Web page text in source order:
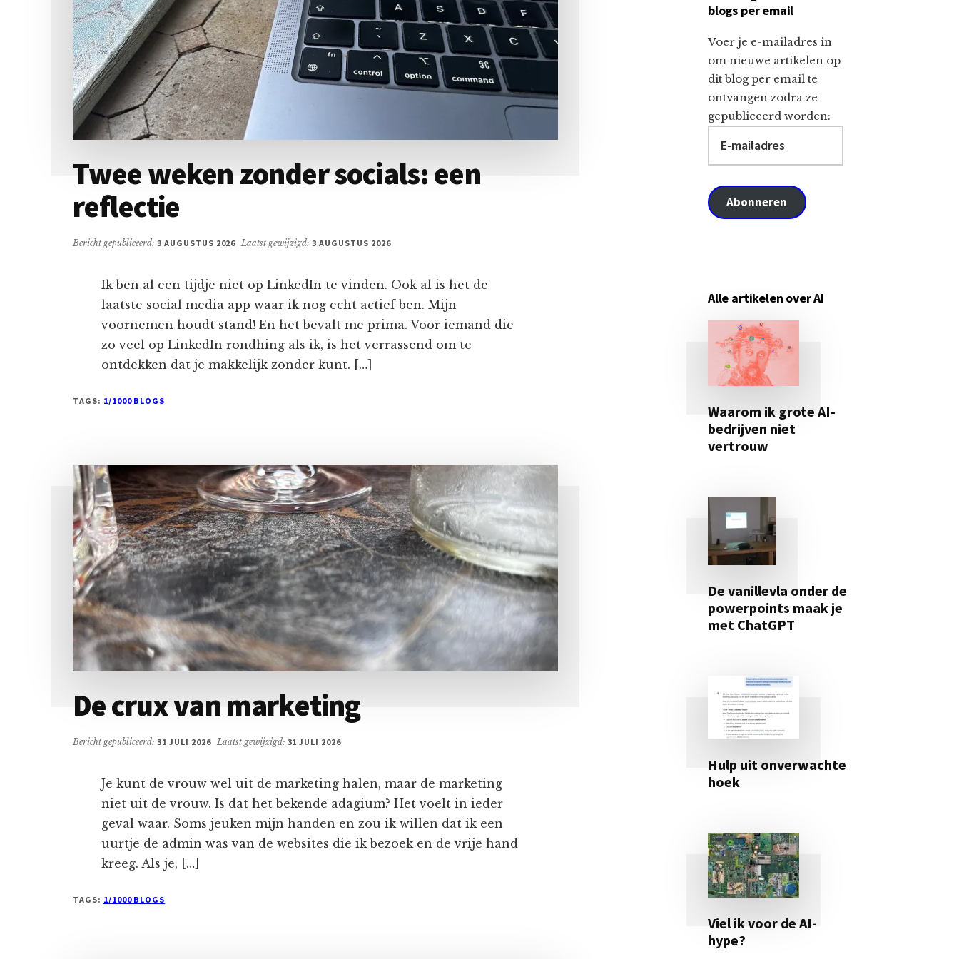
Twee weken zonder socials: een
reflectie
Bericht gepubliceerd: 3 AUGUSTUS 2026 Laatst gewijzigd:3 AUGUSTUS 2026
Ik ben al een tijdje niet op LinkedIn te vinden. Ook al is het de
laatste social media app waar ik nog echt actief ben. Mijn
voornemen houdt stand! En het bevalt me prima. Voor iemand die
zo veel op LinkedIn rondhing als ik, is het verrassend om te
ontdekken dat je makkelijk zonder kunt. […]
TAGS: 1/1000 BLOGS
De crux van marketing
Bericht gepubliceerd: 31 JULI 2026 Laatst gewijzigd: 31 JULI 2026
Je kunt de vrouw wel uit de marketing halen, maar de marketing
niet uit de vrouw. Is dat het bekende adagium? Het voelt in ieder
geval waar. Soms jeuken mijn handen en zou ik willen dat ik een
uurtje de admin was van de websites die ik bezoek en de vrije hand
kreeg. Als je, […]
TAGS: 1/1000 BLOGS
blogs per email
Voer je e-mailadres in
om nieuwe artikelen op
dit blog per email te
ontvangen zodra ze
gepubliceerd worden:
mailadres
Abonneren
Alle artikelen over AI
Waarom ik grote AI-
bedrijven niet
vertrouw
De vanillevla onder de
powerpoints maak je
met ChatGPT
Hulp uit onverwachte
hoek
Viel ik voor de AI-
hype?